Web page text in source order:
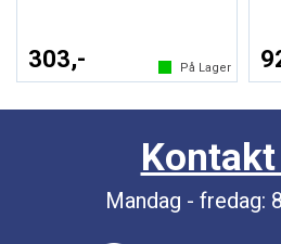
303,- På Lager
Mandag - fredag: